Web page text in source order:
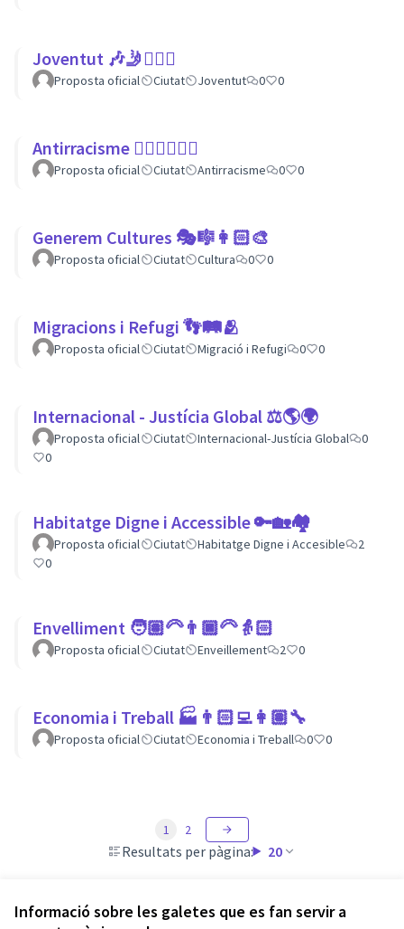
Informació sobre les galetes que es fan servir a
Joventut 🎶🤳🙇🏽‍♀
Proposta oficial Ciutat Joventut 0 0
Antirracisme ✊🏾✊🏼✊🏿
Proposta oficial Ciutat Antirracisme 0 0
Generem Cultures 🎭🎼👩🏻‍🎨
Proposta oficial Ciutat Cultura 0 0
Migracions i Refugi 👣🛤🫂
Proposta oficial Ciutat Migració i Refugi 0 0
Internacional - Justícia Global ⚖️🌎🌍
Proposta oficial Ciutat Internacional-Justícia Global
0
0
Habitatge Digne i Accessible 🔑🏡🏘
Proposta oficial Ciutat Habitatge Digne i Accesible
2
0
Envelliment 🧑🏽‍🦳👨🏿‍🦳👵🏻
Proposta oficial Ciutat Enveillement 2 0
Economia i Treball 🏭👨🏻‍💻👩🏽‍🔧
Proposta oficial Ciutat Economia i Treball 0 0
Resultats per pàgina: 20
1 2